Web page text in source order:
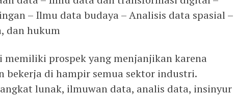
– Ilmu data budaya – Analisis data spasial –
dan hukum
prospek yang menjanjikan karena
bekerja di hampir semua sektor industri.
lunak, ilmuwan data, analis data, insinyur